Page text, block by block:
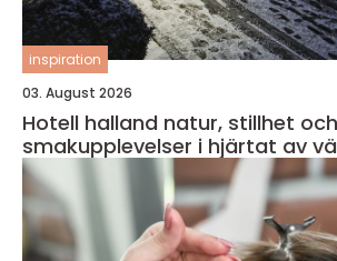
inspiration
03. August 2026
Hotell halland natur, stillhet och
smakupplevelser i hjärtat av